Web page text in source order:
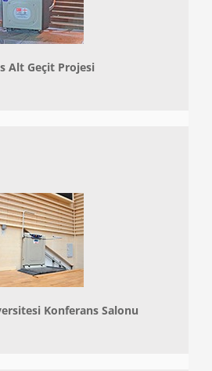
Alt Geçit Projesi
Konferans Salonu